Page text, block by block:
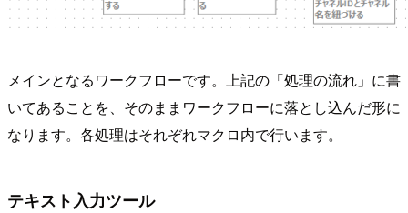
メインとなるワークフローです。上記の「処理の流れ」に書
いてあることを、そのままワークフローに落とし込んだ形に
なります。各処理はそれぞれマクロ内で行います。
テキスト入力ツール